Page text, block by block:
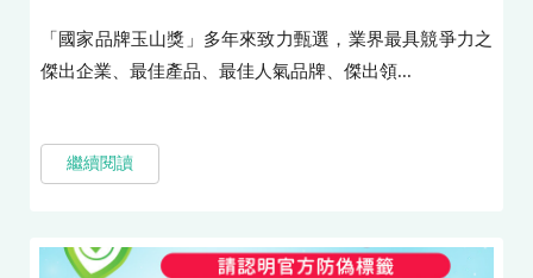
「國家品牌玉山獎」多年來致力甄選，業界最具競爭力之
傑出企業、最佳產品、最佳人氣品牌、傑出領...
繼續閱讀